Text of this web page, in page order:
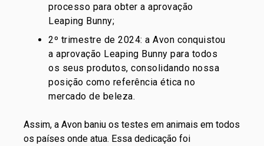
processo para obter a aprovação
Leaping Bunny;
2º trimestre de 2024: a Avon conquistou
a aprovação Leaping Bunny para todos
os seus produtos, consolidando nossa
posição como referência ética no
mercado de beleza.
Assim, a Avon baniu os testes em animais em todos
os países onde atua. Essa dedicação foi